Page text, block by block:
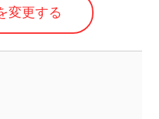
変更する